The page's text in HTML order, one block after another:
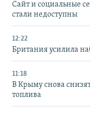
Сайт и социальные
стали недоступны
12:22
Британия усилила
11:18
В Крыму снова
топлива